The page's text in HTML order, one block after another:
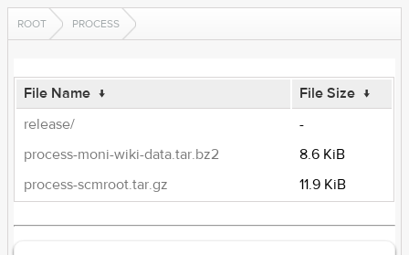
ROOT PROCESS
File Name ↓ File Size ↓
release/
-
process-moni-wiki-data.tar.bz2
8.6 KiB
process-scmroot.tar.gz
11.9 KiB